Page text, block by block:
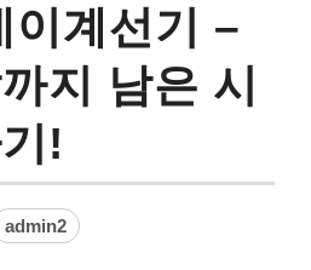
이계선기 –
지 남은 시
!
admin2